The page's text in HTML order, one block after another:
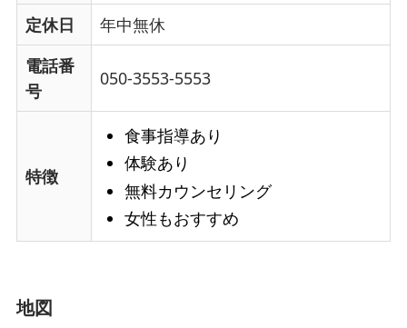
定休日
年中無休
電話番
号
050-3553-5553
特徴
食事指導あり
体験あり
無料カウンセリング
女性もおすすめ
地図